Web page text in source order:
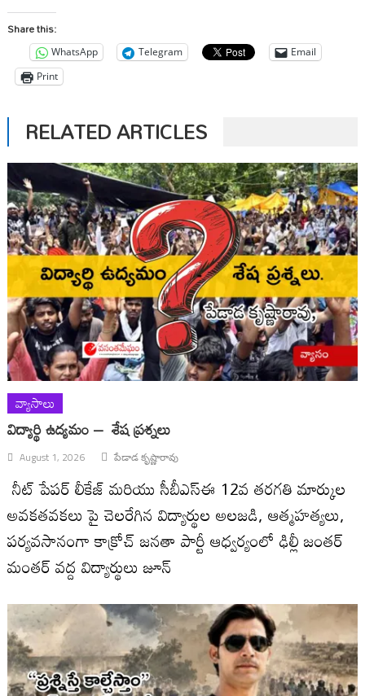
Share this:
WhatsApp Telegram
Email
Print
RELATED ARTICLES
వ్యాసాలు
విద్యార్థి ఉద్యమం – శేష ప్రశ్నలు
August 1, 2026 పేడాడ కృష్ణారావు
నీట్ పేపర్ లీకేజ్ మరియు సీబీఎస్ఈ 12వ తరగతి మార్కుల
అవకతవకలు పై చెలరేగిన విద్యార్థుల అలజడి, ఆత్మహత్యలు,
పర్యవసానంగా కాక్రోచ్ జనతా పార్టీ ఆధ్వర్యంలో ఢిల్లీ జంతర్
మంతర్ వద్ద విద్యార్థులు జూన్